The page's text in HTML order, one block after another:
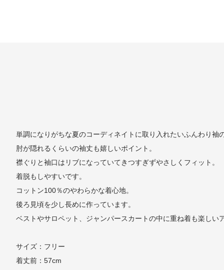
単調になりがちな夏のコーディネイトに取り入れたいふんわり袖
肘が隠れるくらいの袖丈も嬉しいポイント。
襟ぐりと袖口はリブになっていてきつすぎずやさしくフィット。
着脱もしやすいです。
コットン100％のやわらかな着心地。
後ろ見頃を少し長めに作っています。
ベストやサロペット、ジャンパースカートの中に重ね着も楽しい
サイズ：フリー
着丈前：57cm